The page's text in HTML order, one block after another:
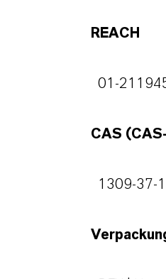
REACH
01-
CAS
1309-37-1